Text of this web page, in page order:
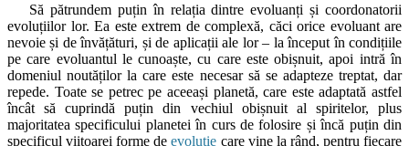
Să pătrundem puțin în relația dintre evoluanți și coordonatorii
evoluțiilor lor. Ea este extrem de complexă, căci orice evoluant are
nevoie și de învățături, și de aplicații ale lor – la început în condițiile
pe care evoluantul le cunoaște, cu care este obișnuit, apoi intră în
domeniul noutăților la care este necesar să se adapteze treptat, dar
repede. Toate se petrec pe aceeași planetă, care este adaptată astfel
încât să cuprindă puțin din vechiul obișnuit al spiritelor, plus
majoritatea specificului planetei în curs de folosire și încă puțin din
specificul viitoarei forme deevoluție care vine la rând, pentru fiecare